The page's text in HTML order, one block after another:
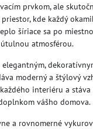
prvkom, ale
kde každý
šíriace sa po
atmosférou.
elegantným,
moderný a štýlový
interiéru a
vášho domova.
a rovnomerné